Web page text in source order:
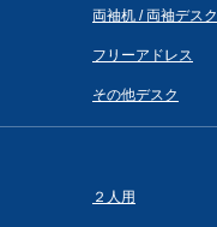
両袖机 / 両袖デスク
フリーアドレス
その他デスク
２人用